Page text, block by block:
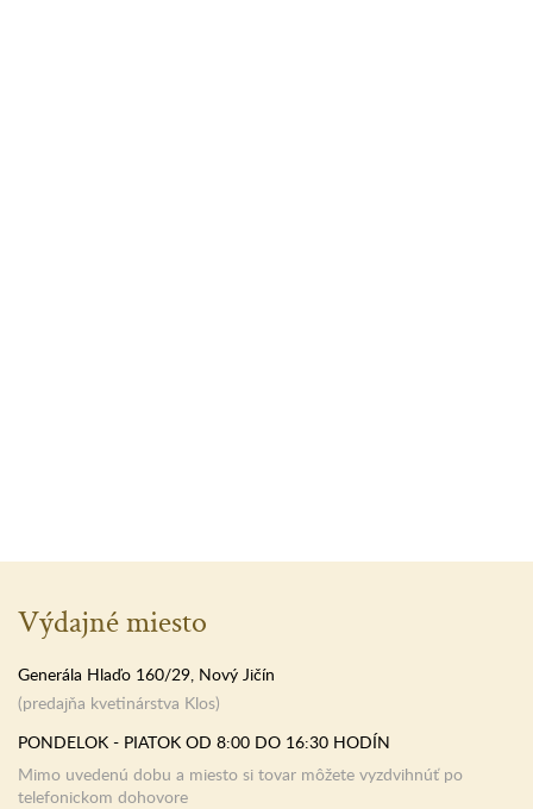
Výdajné miesto
Generála Hlaďo 160/29, Nový Jičín
(predajňa kvetinárstva Klos)
PONDELOK - PIATOK OD 8:00 DO 16:30 HODÍN
Mimo uvedenú dobu a miesto si tovar môžete vyzdvihnúť po
telefonickom dohovore